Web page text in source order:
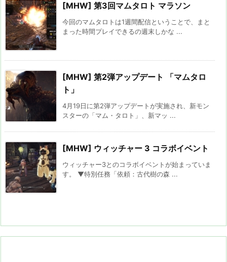
[MHW] 第3回マムタロト マラソン
今回のマムタロトは1週間配信ということで、まと
まった時間プレイできるの週末しかな ...
[MHW] 第2弾アップデート 「マムタロ
ト」
4月19日に第2弾アップデートが実施され、新モン
スターの「マム・タロト」、新マッ ...
[MHW] ウィッチャー 3 コラボイベント
ウィッチャー3とのコラボイベントが始まっていま
す。 ▼特別任務「依頼：古代樹の森 ...